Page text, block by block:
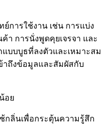
การใช้งาน เช่น การแบ่ง
การนั่งพูดคุยเจรจา และ
บบบูธที่ลงตัวและเหมาะสม
าถึงข้อมูลและสัมผัสกับ
อย
ช้กลิ่นเพื่อกระตุ้นความรู้สึก